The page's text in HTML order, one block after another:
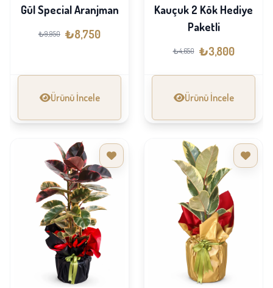
Gül Special Aranjman
₺9,950 ₺8,750
Ürünü İncele
Kauçuk 2 Kök Hediye
Paketli
₺4,650 ₺3,800
Ürünü İncele